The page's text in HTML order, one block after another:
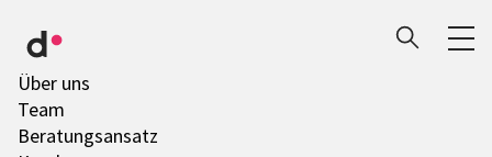
Über uns
Team
Bera­tungs­an­satz